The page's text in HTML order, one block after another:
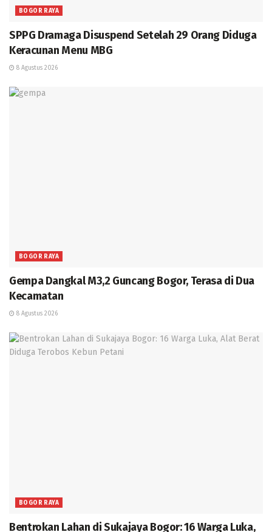
BOGOR RAYA
SPPG Dramaga Disuspend Setelah 29 Orang Diduga
Keracunan Menu MBG
8 Agustus 2026
BOGOR RAYA
Gempa Dangkal M3,2 Guncang Bogor, Terasa di Dua
Kecamatan
8 Agustus 2026
BOGOR RAYA
Bentrokan Lahan di Sukajaya Bogor: 16 Warga Luka,